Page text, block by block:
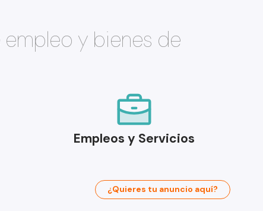
y bienes de
Empleos y Servicios
¿Quieres tu anuncio aquí?